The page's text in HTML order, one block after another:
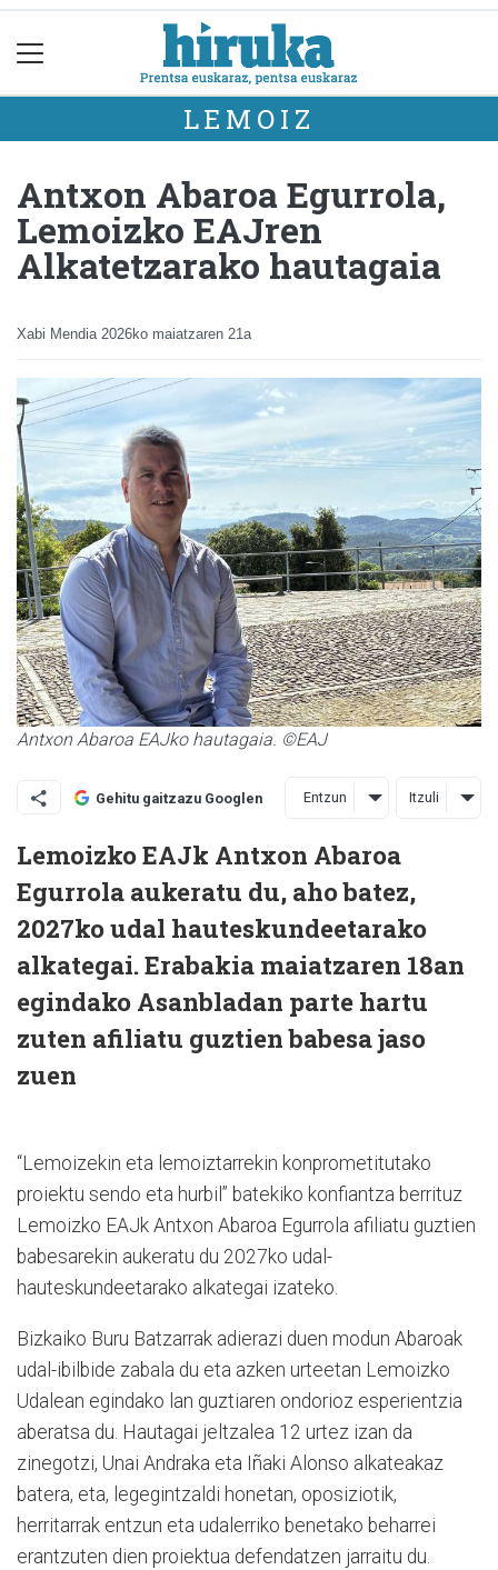
LEMOIZ
Antxon Abaroa Egurrola,
Lemoizko EAJren
Alkatetzarako hautagaia
Xabi Mendia 2026ko maiatzaren 21a
Antxon Abaroa EAJko hautagaia. ©EAJ
Gehitu gaitzazu Googlen Entzun Itzuli
Lemoizko EAJk Antxon Abaroa
Egurrola aukeratu du, aho batez,
2027ko udal hauteskundeetarako
alkategai. Erabakia maiatzaren 18an
egindako Asanbladan parte hartu
zuten afiliatu guztien babesa jaso
zuen
“Lemoizekin eta lemoiztarrekin konprometitutako
proiektu sendo eta hurbil” batekiko konfiantza berrituz
Lemoizko EAJk Antxon Abaroa Egurrola afiliatu guztien
babesarekin aukeratu du 2027ko udal-
hauteskundeetarako alkategai izateko.
Bizkaiko Buru Batzarrak adierazi duen modun Abaroak
udal-ibilbide zabala du eta azken urteetan Lemoizko
Udalean egindako lan guztiaren ondorioz esperientzia
aberatsa du. Hautagai jeltzalea 12 urtez izan da
zinegotzi, Unai Andraka eta Iñaki Alonso alkateakaz
batera, eta, legegintzaldi honetan, oposiziotik,
herritarrak entzun eta udalerriko benetako beharrei
erantzuten dien proiektua defendatzen jarraitu du.